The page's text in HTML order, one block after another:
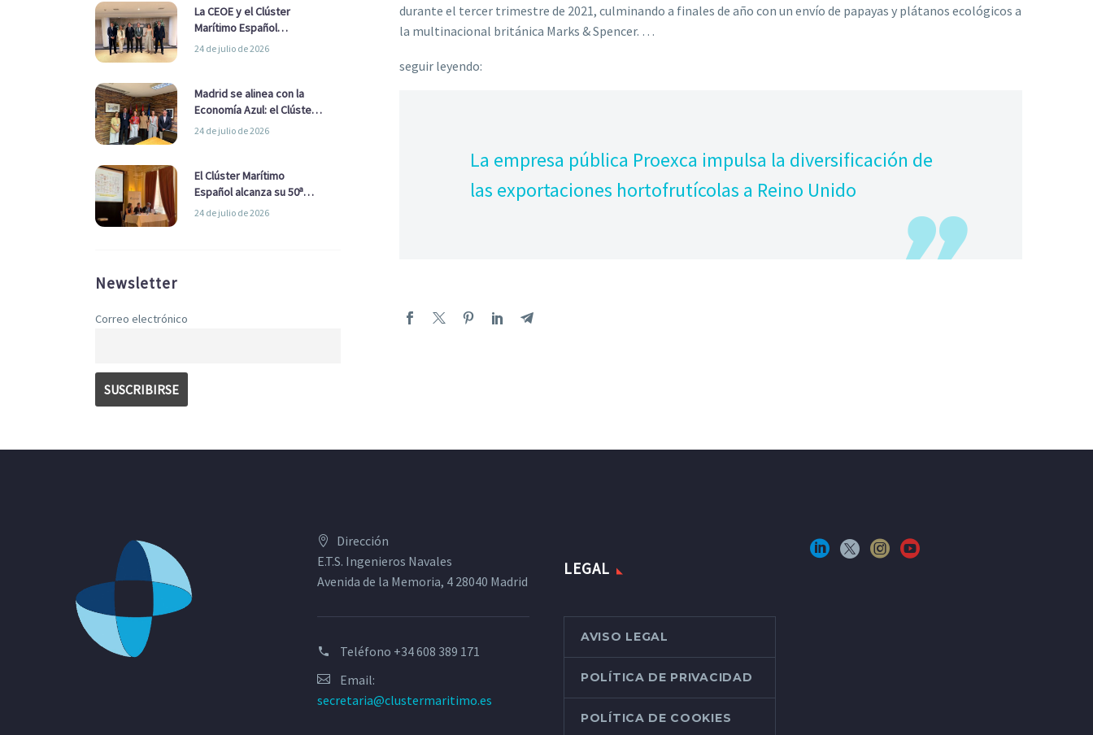
La CEOE y el Clúster
Marítimo Español
refuerzan su alianza para
24 de julio de 2026
Madrid se alinea con la
Economía Azul: el Clúster
Marítimo Español y la Real
Ayuntamiento
24 de julio de 2026
El Clúster Marítimo
Español alcanza su 50ª
Asamblea reafirmando su
24 de julio de 2026
Newsletter
Correo electrónico
durante el tercer trimestre de 2021, culminando a finales de año con un envío de papayas y plátanos ecológicos a
la multinacional británica Marks & Spencer. …
seguir leyendo:
La empresa pública Proexca impulsa la diversificación de
las exportaciones hortofrutícolas a Reino Unido
Dirección
E.T.S. Ingenieros Navales
Avenida de la Memoria, 4 28040 Madrid
Teléfono +34 608 389 171
Email:
secretaria@clustermaritimo.es
LEGAL
AVISO LEGAL
POLÍTICA DE PRIVACIDAD
POLÍTICA DE COOKIES